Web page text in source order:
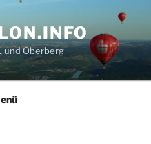
und Oberberg